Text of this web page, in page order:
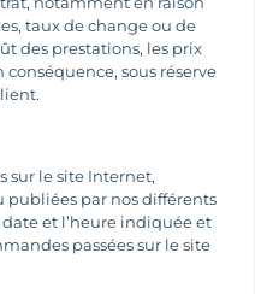
taux de change ou de
des prestations, les prix
sous réserve
sur le site Internet,
publiées par nos différents
et l’heure indiquée et
passées sur le site